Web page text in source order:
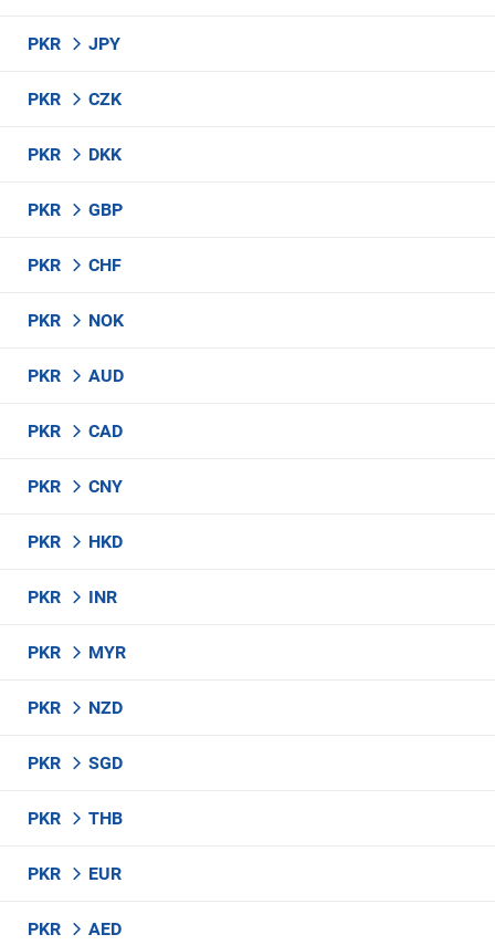
PKR JPY
PKR CZK
PKR DKK
PKR GBP
PKR CHF
PKR NOK
PKR AUD
PKR CAD
PKR CNY
PKR HKD
PKR INR
PKR MYR
PKR NZD
PKR SGD
PKR THB
PKR EUR
PKR AED